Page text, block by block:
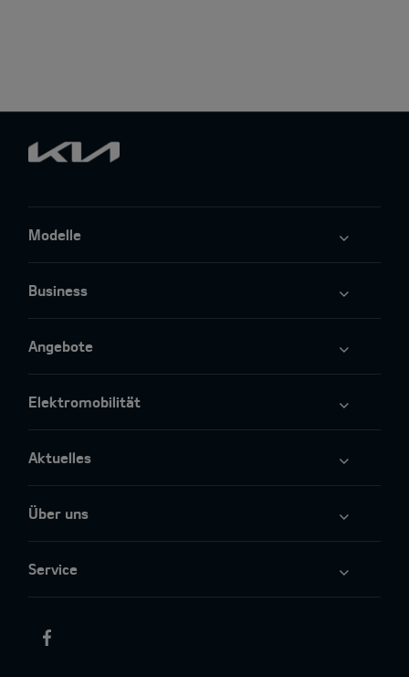
Modelle
Business
Angebote
Elektromobilität
Aktuelles
Über uns
Service